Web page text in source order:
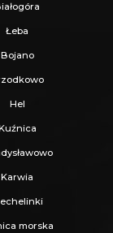
Łeba
Bojano
Hel
Karwia
morska